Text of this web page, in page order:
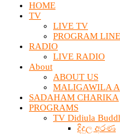
HOME
TV
LIVE TV
PROGRAM
RADIO
LIVE RADIO
About
ABOUT US
MALIGAWILA
SADAHAM CHARIKA
PROGRAMS
TV Didiula
දිදුල අරණ